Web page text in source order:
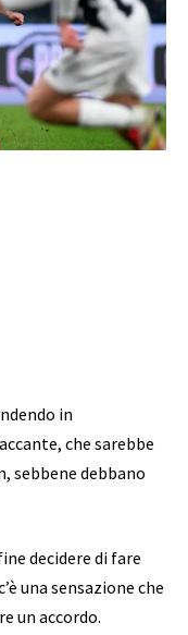
in
che sarebbe
sebbene debbano
decidere di fare
una sensazione che
un accordo.